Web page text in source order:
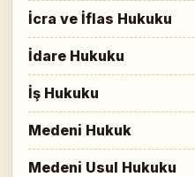
İcra ve İflas Hukuku
İdare Hukuku
İş Hukuku
Medeni Hukuk
Medeni Usul Hukuku